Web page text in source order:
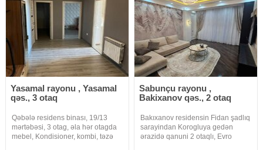
Yasamal rayonu , Yasamal
qəs., 3 otaq
Qəbələ residens binası, 19/13
mərtəbəsi, 3 otag, əla hər otagda
mebel, Kondisioner, kombi, təzə
Sabunçu rayonu ,
Bakixanov qəs., 2 otaq
Bakıxanov residensin Fidan şadlıq
sarayindan Korogluya gedən
ərazidə qanuni 2 otaqlı, Evro